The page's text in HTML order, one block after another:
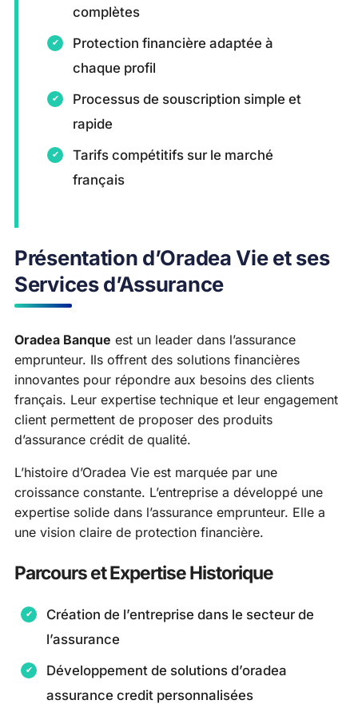
complètes
Protection financière adaptée à
chaque profil
Processus de souscription simple et
rapide
Tarifs compétitifs sur le marché
français
Présentation d’Oradea Vie et ses
Services d’Assurance
Oradea Banque est un leader dans l’assurance
emprunteur. Ils offrent des solutions financières
innovantes pour répondre aux besoins des clients
français. Leur expertise technique et leur engagement
client permettent de proposer des produits
d’assurance crédit de qualité.
L’histoire d’Oradea Vie est marquée par une
croissance constante. L’entreprise a développé une
expertise solide dans l’assurance emprunteur. Elle a
une vision claire de protection financière.
Parcours et Expertise Historique
Création de l’entreprise dans le secteur de
l’assurance
Développement de solutions d’oradea
assurance credit personnalisées